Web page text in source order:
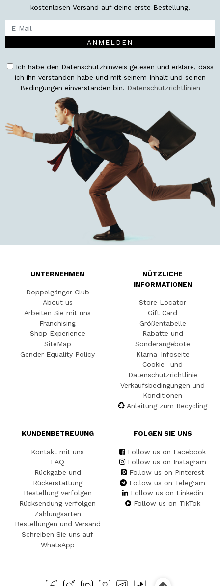
kostenlosen Versand auf deine erste Bestellung.
ANMELDEN
Ich habe den Datenschutzhinweis gelesen und erkläre, dass
ich ihn verstanden habe und mit seinem Inhalt und seinen
Bedingungen einverstanden bin. Datenschutzrichtlinien
UNTERNEHMEN
Doppelgänger Club
About us
Arbeiten Sie mit uns
Franchising
Shop Experience
SiteMap
Gender Equality Policy
NÜTZLICHE
INFORMATIONEN
Store Locator
Gift Card
Größentabelle
Rabatte und
Sonderangebote
Klarna-Infoseite
Cookie- und
Datenschutzrichtlinie
Verkaufsbedingungen und
Konditionen
Anleitung zum Recycling
KUNDENBETREUUNG
Kontakt mit uns
FAQ
Rückgabe und
Rückerstattung
Bestellung verfolgen
Rücksendung verfolgen
Zahlungsarten
Bestellungen und Versand
Schreiben Sie uns auf
WhatsApp
FOLGEN SIE UNS
Follow us on Facebook
Follow us on Instagram
Follow us on Pinterest
Follow us on Telegram
Follow us on Linkedin
Follow us on TikTok